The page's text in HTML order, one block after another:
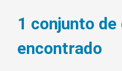
1 conjunto
encontrado